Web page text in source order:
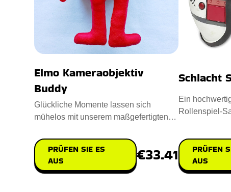
Elmo Kameraobjektiv
Buddy
Glückliche Momente lassen sich
mühelos mit unserem maßgefertigten
PRÜFEN SIE ES
AUS
€33.41
Schlacht
Ein
Rollenspiel-
PRÜFEN
AUS